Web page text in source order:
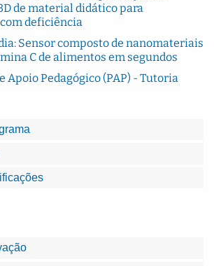
de material didático para
deficiência
Sensor composto de nanomateriais
C de alimentos em segundos
Apoio Pedagógico (PAP) - Tutoria